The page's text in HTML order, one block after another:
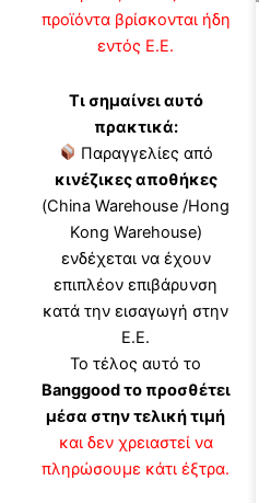
προϊόντα βρίσκονται ήδη
εντός Ε.Ε.
Τι σημαίνει αυτό
πρακτικά:
Παραγγελίες από
κινέζικες αποθήκες
(China Warehouse /Hong
Kong Warehouse)
ενδέχεται να έχουν
επιπλέον επιβάρυνση
κατά την εισαγωγή στην
Ε.Ε.
Το τέλος αυτό το
Banggood το προσθέτει
μέσα στην τελική τιμή
και δεν χρειαστεί να
πληρώσουμε κάτι έξτρα.